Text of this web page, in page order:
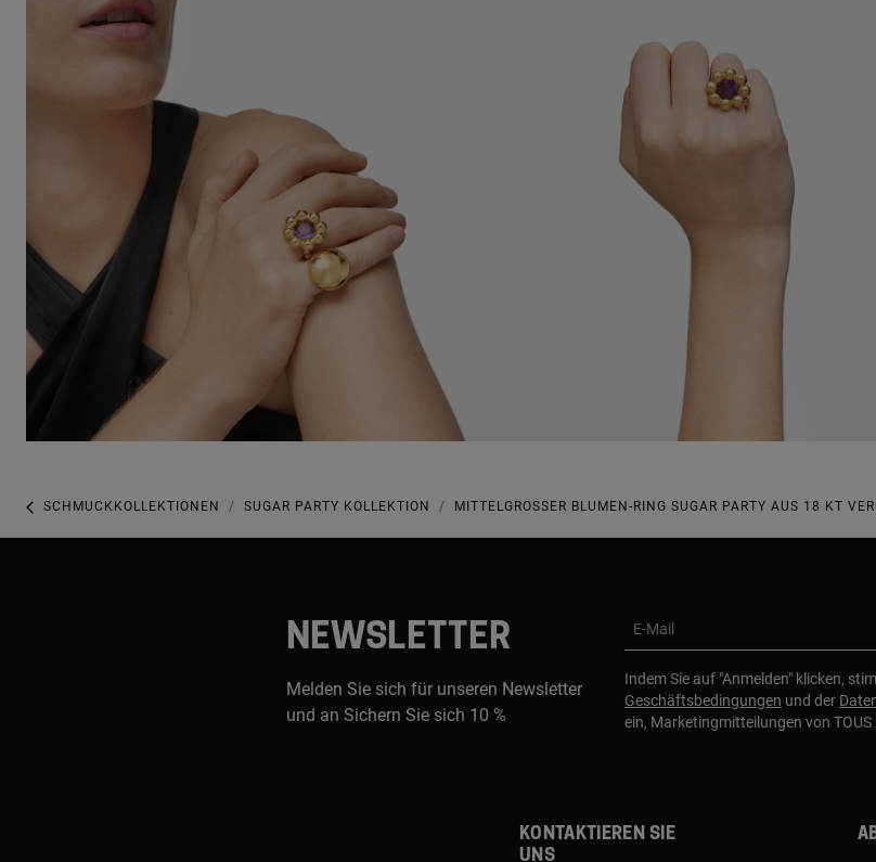
SCHMUCKKOLLEKTIONEN SUGAR PARTY KOLLEKTION MITTELGROSSER BLUMEN-RING SUGAR PARTY AUS 18 KT
NEWSLETTER
Melden Sie sich für unseren Newsletter
und an Sichern Sie sich 10 %
E-Mail
Indem Sie auf "Anmelden" klicken,
Geschäftsbedingungen und der
ein, Marketingmitteilungen von TOUS
Kontaktieren sie
uns